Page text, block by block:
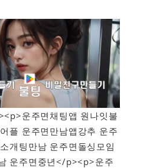
운주면채팅앱 원나잇불
플 운주면만남앱강추 운주
개팅만남 운주면돌싱모임
운주면중년</p><p>운주